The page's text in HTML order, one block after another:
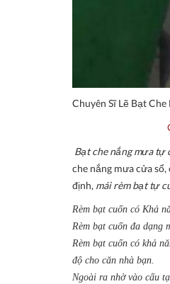
Chuyên Sĩ Lẽ Bạt
Bạt che nắng mưa tự
che nắng mưa cửa
định, mái rèm bạt tự
Rèm bạt cuốn có Khả
Rèm bạt cuốn đa dạng
Rèm bạt cuốn có khả
độ cho căn nhà bạn.
Ngoài ra nhờ vào cấu